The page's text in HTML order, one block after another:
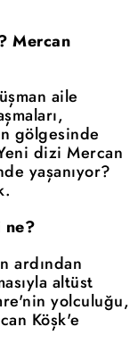
Mercan
aile
gölgesinde
dizi Mercan
yaşanıyor?
ne?
ardından
altüst
yolculuğu,
Köşk'e